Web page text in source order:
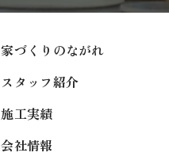
家づくりのながれ
スタッフ紹介
施工実績
会社情報